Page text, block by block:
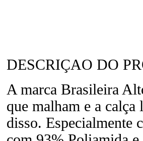
DESCRIÇAO DO
A marca Brasileira
que malham e a
disso. Especialmente